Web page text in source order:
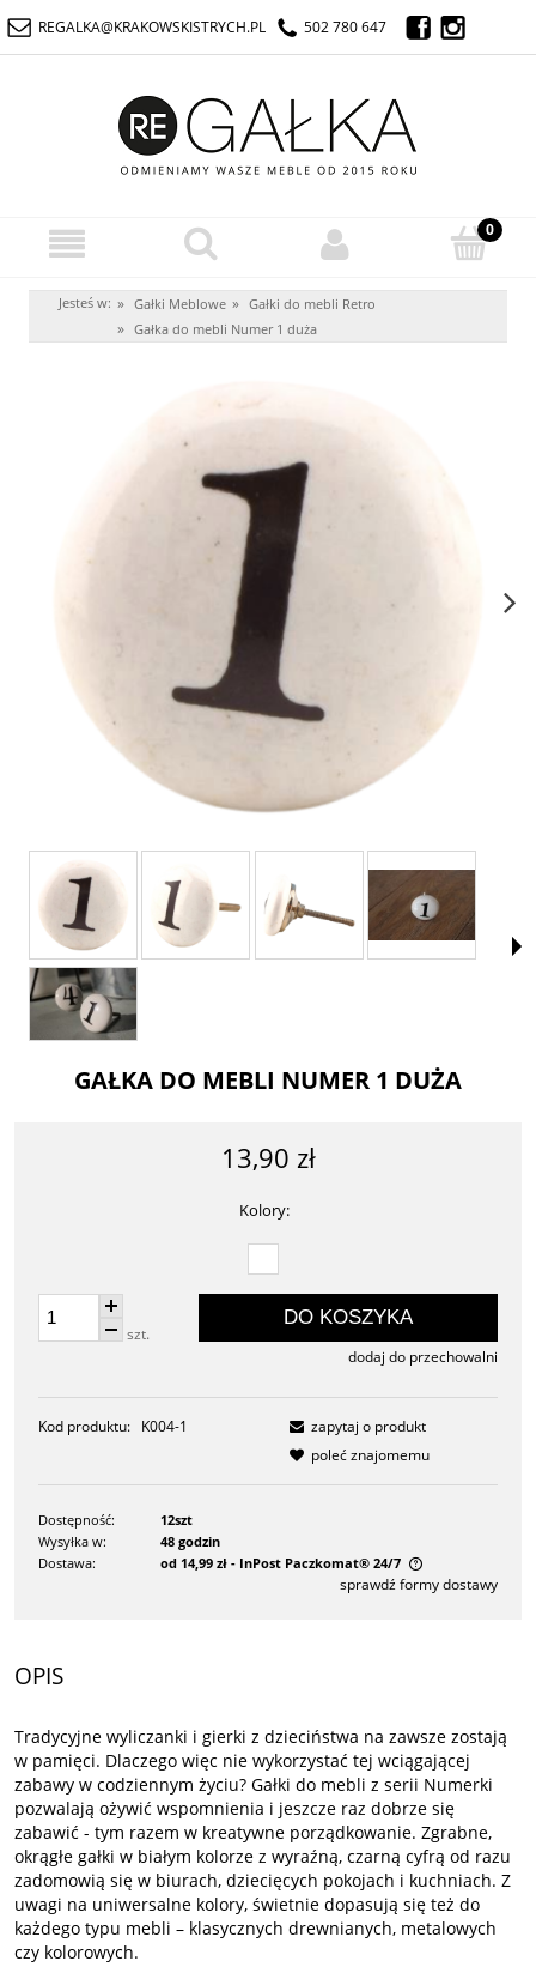
REGALKA@KRAKOWSKISTRYCH.PL 502 780 647
Jesteś w: » Gałki Meblowe » Gałki do mebli Retro
» Gałka do mebli Numer 1 duża
GAŁKA DO MEBLI NUMER 1 DUŻA
13,90 zł
Kolory:
szt.
DO KOSZYKA
dodaj do przechowalni
Kod produktu: K004-1
zapytaj o produkt
poleć znajomemu
Dostępność:
12szt
Wysyłka w:
48 godzin
Dostawa:
od 14,99 zł - InPost Paczkomat® 24/7
Cena nie zawiera ewentualnych kosztów płatności
sprawdź formy dostawy
OPIS
Tradycyjne wyliczanki i gierki z dzieciństwa na zawsze zostają
w pamięci. Dlaczego więc nie wykorzystać tej wciągającej
zabawy w codziennym życiu? Gałki do mebli z serii Numerki
pozwalają ożywić wspomnienia i jeszcze raz dobrze się
zabawić - tym razem w kreatywne porządkowanie. Zgrabne,
okrągłe gałki w białym kolorze z wyraźną, czarną cyfrą od razu
zadomowią się w biurach, dziecięcych pokojach i kuchniach. Z
uwagi na uniwersalne kolory, świetnie dopasują się też do
każdego typu mebli – klasycznych drewnianych, metalowych
czy kolorowych.